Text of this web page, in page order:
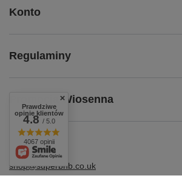
Konto
Regulaminy
Promocja Wiosenna
shop@superbhb.co.uk
Prawdziwe
opinie klientów
4.8/ 5.0
4067 opinii